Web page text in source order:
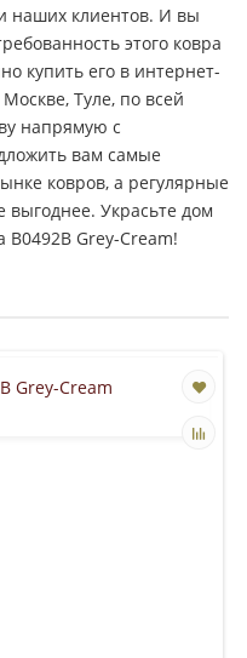
наших клиентов. И вы
этого ковра
купить его в интернет-
Москве, Туле, по всей
напрямую с
вам самые
ковров, а регулярные
Украсьте дом
Grey-Cream!